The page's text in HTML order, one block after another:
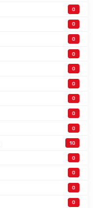
0
0
0
0
0
0
0
0
0
10
0
0
0
0